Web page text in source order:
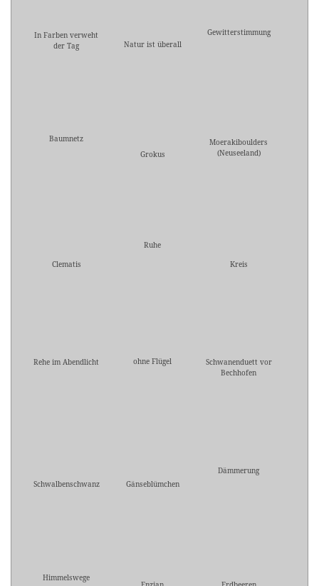
In Farben verweht
der Tag
Natur ist überall
Gewitterstimmung
Baumnetz
Grokus
Moerakiboulders
(Neuseeland)
Clematis
Ruhe
Kreis
Rehe im Abendlicht ohne Flügel
Schwanenduett vor
Bechhofen
Schwalbenschwanz Gänseblümchen
Dämmerung
Himmelswege